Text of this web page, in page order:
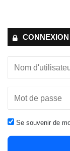
CONNEXION
Se souvenir de